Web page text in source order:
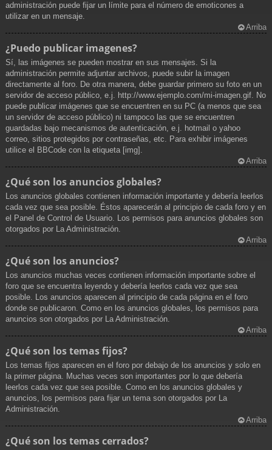
administración puede fijar un límite para el número de emoticones a
utilizar en un mensaje.
Arriba
¿Puedo publicar imagenes?
Sí, las imágenes se pueden mostrar en sus mensajes. Si la
administración permite adjuntar archivos, puede subir la imagen
directamente al foro. De otra manera, debe guardar primero su foto en un
servidor de acceso público, e.j. http://www.ejemplo.com/mi-imagen.gif. No
puede publicar imágenes que se encuentren en su PC (a menos que sea
un servidor de acceso público) ni tampoco las que se encuentren
guardadas bajo mecanismos de autenticación, e.j. hotmail o yahoo
correo, sitios protegidos por contraseñas, etc. Para exhibir imágenes
utilice el BBCode con la etiqueta [img].
Arriba
¿Qué son los anuncios globales?
Los anuncios globales contienen información importante y debería leerlos
cada vez que sea posible. Éstos aparecerán al principio de cada foro y en
el Panel de Control de Usuario. Los permisos para anuncios globales son
otorgados por La Administración.
Arriba
¿Qué son los anuncios?
Los anuncios muchas veces contienen información importante sobre el
foro que se encuentra leyendo y debería leerlos cada vez que sea
posible. Los anuncios aparecen al principio de cada página en el foro
donde se publicaron. Como en los anuncios globales, los permisos para
anuncios son otorgados por La Administración.
Arriba
¿Qué son los temas fijos?
Los temas fijos aparecen en el foro por debajo de los anuncios y solo en
la primer página. Muchas veces son importantes por lo que debería
leerlos cada vez que sea posible. Como en los anuncios globales y
anuncios, los permisos para fijar un tema son otorgados por La
Administración.
Arriba
¿Qué son los temas cerrados?